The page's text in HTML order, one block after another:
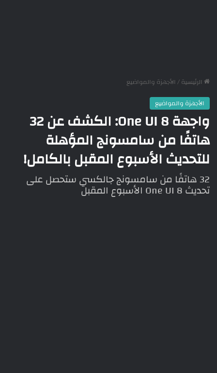
الرئيسية/ الأجهزة والمواضيع
الأجهزة والمواضيع
واجهة One UI 8: الكشف عن 32
هاتفًا من سامسونج المؤهلة
للتحديث الأسبوع المقبل بالكامل!
32 هاتفًا من سامسونج جالكسي ستحصل على
تحديث One UI 8 الأسبوع المقبل